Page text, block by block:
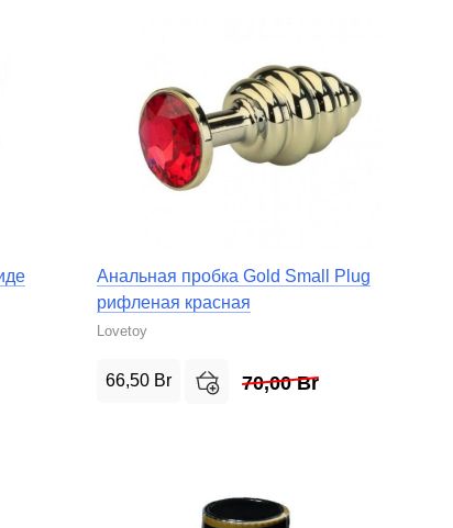
Анальная пробка Gold Small Plug
рифленая красная
Lovetoy
66,50 Br 70,00Br